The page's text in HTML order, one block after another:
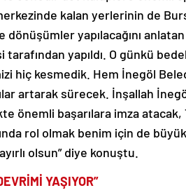
kalan yerlerinin de
yapılacağını
yapıldı. O günkü
hiç kesmedik. Hem İnegöl
artarak sürecek. İnşallah
önemli başarılara imza
rol olmak benim için de
olsun” diye konuştu.
YAŞIYOR”